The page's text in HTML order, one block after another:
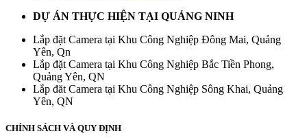
DỰ ÁN THỰC HIỆN TẠI QUẢNG NINH
Lắp đặt Camera tại Khu Công Nghiệp Đông Mai, Quảng
Yên, Qn
Lắp đặt Camera tại Khu Công Nghiệp Bắc Tiền Phong,
Quảng Yên, QN
Lắp đăt Camera tại Khu Công Nghiệp Sông Khai, Quảng
Yên, QN
CHÍNH SÁCH VÀ QUY ĐỊNH